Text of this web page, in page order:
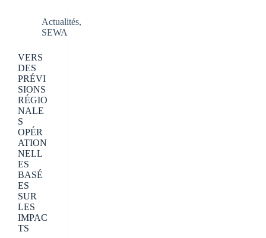
Actualités,
SEWA
VERS
DES
PRÉVI
SIONS
RÉGIO
NALE
S
OPÉR
ATION
NELL
ES
BASÉ
ES
SUR
LES
IMPAC
TS